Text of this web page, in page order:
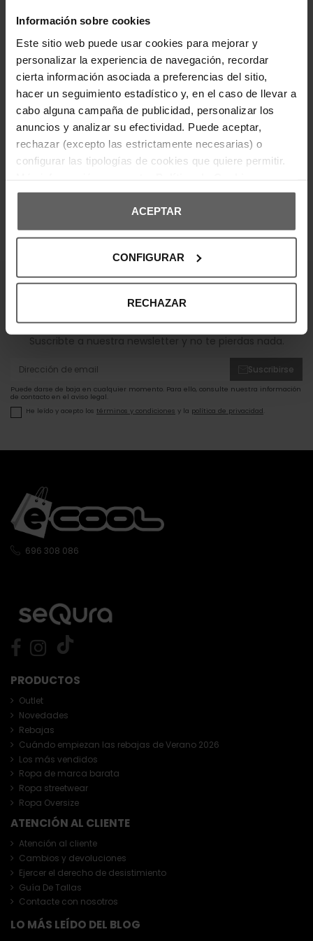
Información sobre cookies
Este sitio web puede usar cookies para mejorar y
personalizar la experiencia de navegación, recordar
cierta información asociada a preferencias del sitio,
hacer un seguimiento estadístico y, en el caso de llevar a
cabo alguna campaña de publicidad, personalizar los
anuncios y analizar su efectividad. Puede aceptar,
rechazar (excepto las estrictamente necesarias) o
configurar las tipologías de cookies que quiere permitir.
ACEPTAR
CONFIGURAR
RECHAZAR
Suela: sintética.
Parte superior: textil, sintética.
Forro de la plantilla: textil.
DETALLES DEL PRODUCTO
DEVOLUCIONES Y CAMBIOS
OPINIONES DE CLIENTES
¡Entérate de todas las novedades y
Suscribte a nuestra newsletter y no te pierdas nada.
Suscribirse
Puede darse de baja en cualquier momento. Para ello, consulte nuestra información
de contacto en el aviso legal.
He leído y acepto los términos y condiciones y la política de privacidad
PRODUCTOS
Outlet
Novedades
Rebajas
Cuándo empiezan las rebajas de Verano 2026
Los más vendidos
Ropa de marca barata
Ropa streetwear
Ropa Oversize
ATENCIÓN AL CLIENTE
Atención al cliente
Cambios y devoluciones
Ejercer el derecho de desistimiento
Guía De Tallas
Contacte con nosotros
LO MÁS LEÍDO DEL BLOG
696 308 086